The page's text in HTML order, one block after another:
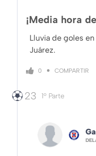
¡Media hora
Lluvia de goles
Juárez.
0 COMPARTIR
23 1º Parte